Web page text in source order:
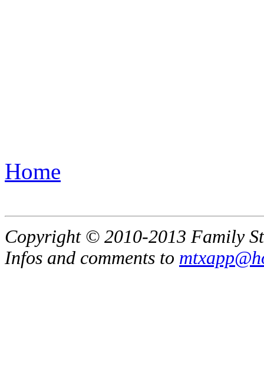
Home
Copyright © 2010-2013 Family
Infos and comments to